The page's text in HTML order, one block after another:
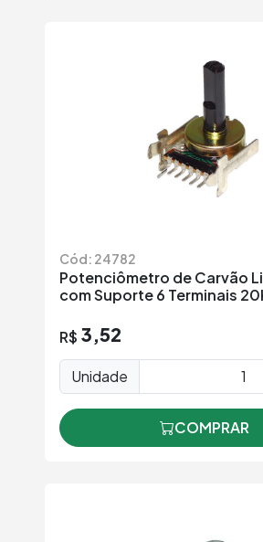
Cód: 24782
Potenciômetro de Carvão
com Suporte 6 Terminais
R$ 3,52
Unidade
COMPRAR